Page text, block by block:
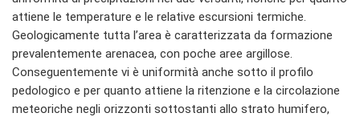
attiene le temperature e le relative escursioni termiche.
Geologicamente tutta l’area è caratterizzata da formazione
prevalentemente arenacea, con poche aree argillose.
Conseguentemente vi è uniformità anche sotto il profilo
pedologico e per quanto attiene la ritenzione e la circolazione
meteoriche negli orizzonti sottostanti allo strato humifero,